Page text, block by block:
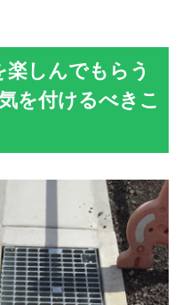
しんでもらう
を付けるべきこ